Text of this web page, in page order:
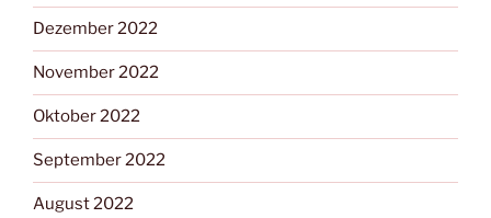
Dezember 2022
November 2022
Oktober 2022
September 2022
August 2022